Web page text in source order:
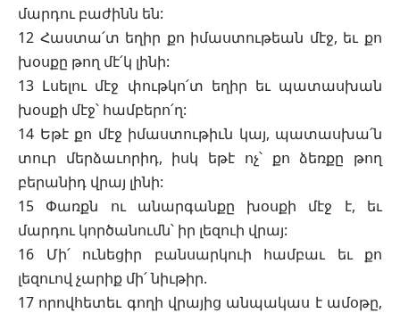
մարդու բաժինն են:
12 Հաստա՛տ եղիր քո իմաստութեան մէջ, եւ քո
խօսքը թող մէ՛կ լինի:
13 Լսելու մէջ փութկո՛տ եղիր եւ պատասխան
խօսքի մէջ՝ համբերո՛ղ:
14 Եթէ քո մէջ իմաստութիւն կայ, պատասխա՛ն
տուր մերձաւորիդ, իսկ եթէ ոչ՝ քո ձեռքը թող
բերանիդ վրայ լինի:
15 Փառքն ու անարգանքը խօսքի մէջ է, եւ
մարդու կործանումն՝ իր լեզուի վրայ:
16 Մի՛ ունեցիր բանսարկուի համբաւ եւ քո
լեզուով չարիք մի՛ նիւթիր.
17 որովհետեւ գողի վրայից անպակաս է ամօթը,